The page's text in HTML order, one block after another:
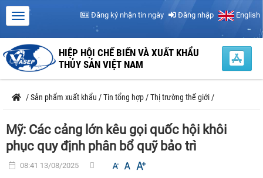
Đăng ký nhận tin ngày Đăng nhập English
HIỆP HỘI CHẾ BIẾN VÀ XUẤT KHẨU
THỦY SẢN VIỆT NAM
/Sản phẩm xuất khẩu /Tin tổng hợp /Thị trường thế giới /
Mỹ: Các cảng lớn kêu gọi quốc hội khôi
phục quy định phân bổ quỹ bảo trì
08:41 13/08/2025